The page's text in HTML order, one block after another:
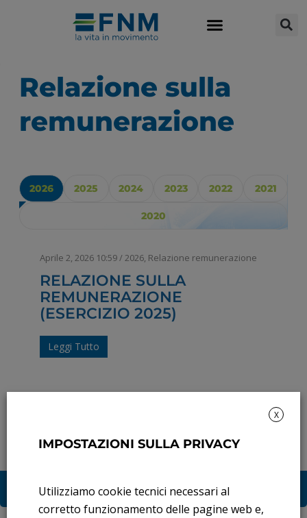
Relazione sulla
remunerazione
2026 2025 2024 2023 2022 2021
2020
Aprile 2, 2026 10:59/2026, Relazione remunerazione
RELAZIONE SULLA
REMUNERAZIONE
(ESERCIZIO 2025)
Leggi Tutto
CORPORATE
GOVERNANCE
X
IMPOSTAZIONI SULLA PRIVACY
Utilizziamo cookie tecnici necessari al
corretto funzionamento delle pagine web e,